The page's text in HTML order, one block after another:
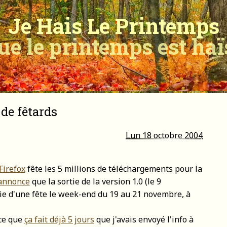
Je Hais Le Printemps
le printemps est
fêtards
Lun 18 octobre 2004
fête les 5 millions de téléchargements pour la
que la sortie de la version 1.0 (le 9
d'une fête le week-end du 19 au 21 novembre, à
queça fait déjà 5 jours que j'avais envoyé l'info à